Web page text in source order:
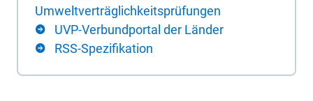
Umweltverträglichkeitsprüfungen
UVP-Verbundportal der Länder
RSS-Spezifikation